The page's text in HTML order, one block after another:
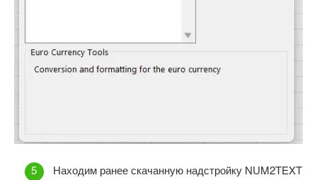
Находим ранее скачанную надстройку NUM2TEXT